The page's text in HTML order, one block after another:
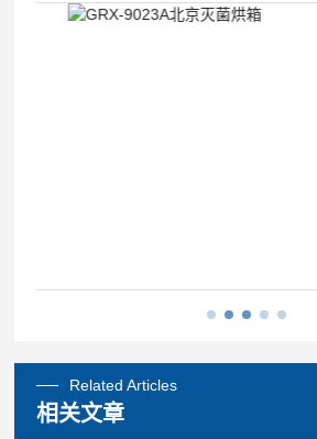
Related Articles
相关文章